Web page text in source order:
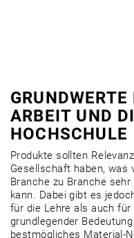
ARBEIT UND
HOCHSCHULE
Produkte sollten
Gesellschaft haben, was
Branche zu Branche
kann. Dabei gibt es
für die Lehre als auch
grundlegender
bestmögliches Material-